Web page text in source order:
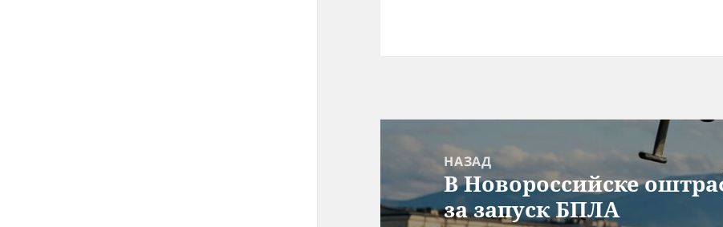
записям
НАЗАД
Предыдущая
запись:
В Новороссийске
за запуск БПЛА